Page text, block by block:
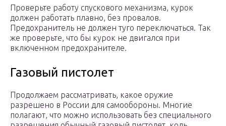
Проверьте работу спускового механизма, курок
должен работать плавно, без провалов.
Предохранитель не должен туго переключаться. Так
же проверьте, что бы курок не двигался при
включенном предохранителе.
Газовый пистолет
Продолжаем рассматривать, какое оружие
разрешено в России для самообороны. Многие
полагают, что можно использовать без специального